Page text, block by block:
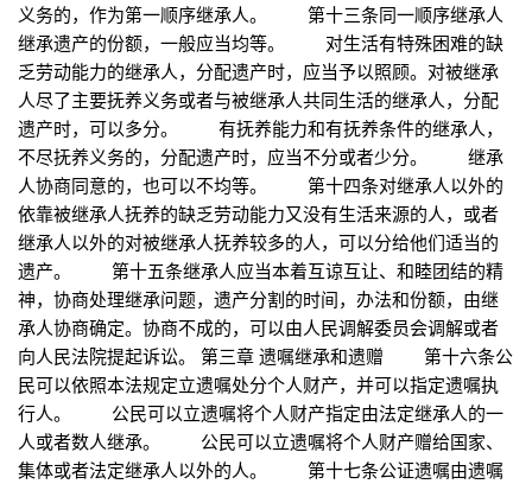
义务的，作为第一顺序继承人。 第十三条同一顺序继承人
继承遗产的份额，一般应当均等。 对生活有特殊困难的缺
乏劳动能力的继承人，分配遗产时，应当予以照顾。对被继承
人尽了主要抚养义务或者与被继承人共同生活的继承人，分配
遗产时，可以多分。 有抚养能力和有抚养条件的继承人，
不尽抚养义务的，分配遗产时，应当不分或者少分。 继承
人协商同意的，也可以不均等。 第十四条对继承人以外的
依靠被继承人抚养的缺乏劳动能力又没有生活来源的人，或者
继承人以外的对被继承人抚养较多的人，可以分给他们适当的
遗产。 第十五条继承人应当本着互谅互让、和睦团结的精
神，协商处理继承问题，遗产分割的时间，办法和份额，由继
承人协商确定。协商不成的，可以由人民调解委员会调解或者
向人民法院提起诉讼。 第三章 遗嘱继承和遗赠 第十六条公
民可以依照本法规定立遗嘱处分个人财产，并可以指定遗嘱执
行人。 公民可以立遗嘱将个人财产指定由法定继承人的一
人或者数人继承。 公民可以立遗嘱将个人财产赠给国家、
集体或者法定继承人以外的人。 第十七条公证遗嘱由遗嘱